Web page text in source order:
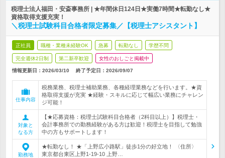
税理士法人福田・安斎事務所 | ★年間休日124日★実働7時間★転勤なし★
資格取得支援充実！
＼税理士試験科目合格者限定募集／【税理士アシスタント】
正社員 職種・業種未経験OK 急募 転勤なし 学歴不問
完全週休2日制 第二新卒歓迎 女性のおしごと掲載中
情報更新日：2026/03/10 終了予定日： 2026/09/07
仕事内容
税務業務、税理士補助業務、各種経理業務などを行います。★資
格取得支援が充実 ★経験・スキルに応じて幅広い業務にチャレン
ジ可能！
対象と
なる方
【★応募資格：税理士試験科目合格者（2科目以上）】税理士・
会計事務所での勤務経験がある方は歓迎！税理士を目指して勉強
中の方もサポートします！
勤務地
★転勤なし！ ★「上野広小路駅」徒歩1分の好立地！ 〈住所〉
東京都台東区上野1-19-10 上野…